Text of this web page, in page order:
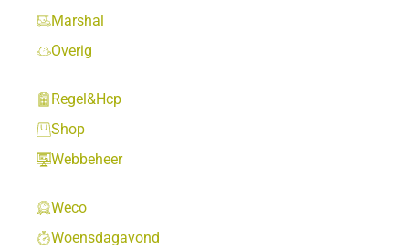
Marshal
Overig
Regel&Hcp
Shop
Webbeheer
Weco
Woensdagavond